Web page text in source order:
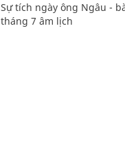
Sự tích ngày ông Ngâu -
tháng 7 âm lịch